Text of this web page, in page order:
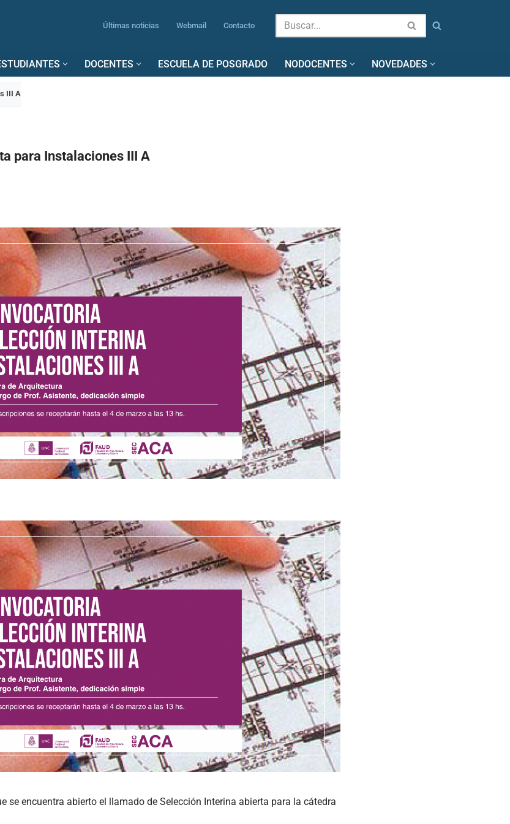
Últimas noticias Webmail Contacto
DOCENTES ESCUELA DE POSGRADO NODOCENTES NOVEDADES
III A
para Instalaciones III A
se encuentra abierto el llamado de Selección Interina abierta para la cátedra